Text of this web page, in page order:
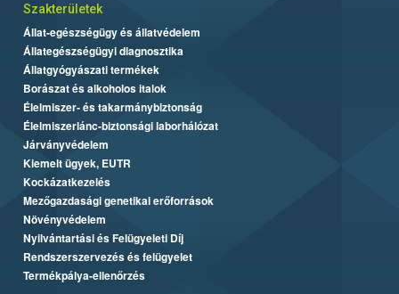
Szakterületek
Állat-egészségügy és állatvédelem
Állategészségügyi diagnosztika
Állatgyógyászati termékek
Borászat és alkoholos italok
Élelmiszer- és takarmánybiztonság
Élelmiszerlánc-biztonsági laborhálózat
Járványvédelem
Kiemelt ügyek, EUTR
Kockázatkezelés
Mezőgazdasági genetikai erőforrások
Növényvédelem
Nyilvántartási és Felügyeleti Díj
Rendszerszervezés és felügyelet
Termékpálya-ellenőrzés